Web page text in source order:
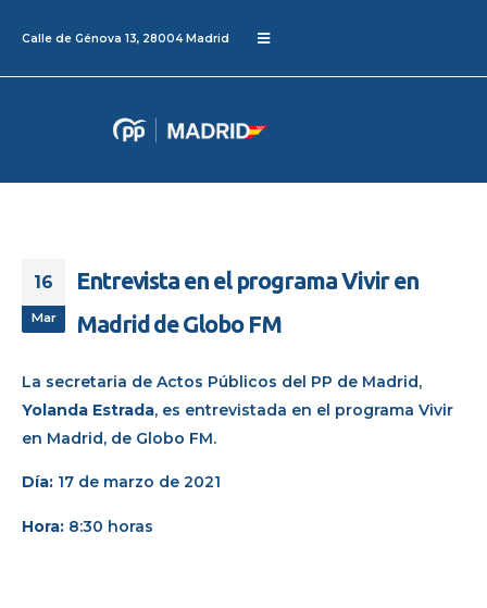
Calle de Génova 13, 28004 Madrid
16
Mar
Entrevista en el programa Vivir en
Madrid de Globo FM
La secretaria de Actos Públicos del PP de Madrid,
Yolanda Estrada, es entrevistada en el programa Vivir
en Madrid, de Globo FM.
Día: 17 de marzo de 2021
Hora: 8:30 horas